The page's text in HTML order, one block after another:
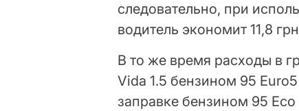
следовательно, при
водитель экономит 11,8
В то же время расходы в
Vida 1.5 бензином 95
заправке бензином 95